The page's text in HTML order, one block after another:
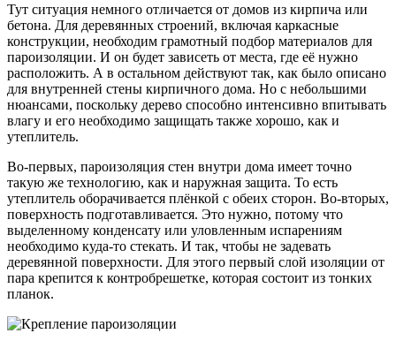
Тут ситуация немного отличается от домов из кирпича или
бетона. Для деревянных строений, включая каркасные
конструкции, необходим грамотный подбор материалов для
пароизоляции. И он будет зависеть от места, где её нужно
расположить. А в остальном действуют так, как было описано
для внутренней стены кирпичного дома. Но с небольшими
нюансами, поскольку дерево способно интенсивно впитывать
влагу и его необходимо защищать также хорошо, как и
утеплитель.
Во-первых, пароизоляция стен внутри дома имеет точно
такую же технологию, как и наружная защита. То есть
утеплитель оборачивается плёнкой с обеих сторон. Во-вторых,
поверхность подготавливается. Это нужно, потому что
выделенному конденсату или уловленным испарениям
необходимо куда-то стекать. И так, чтобы не задевать
деревянной поверхности. Для этого первый слой изоляции от
пара крепится к контробрешетке, которая состоит из тонких
планок.